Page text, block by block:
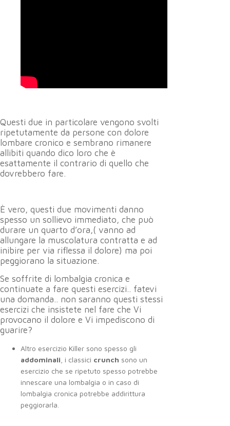
Questi due in particolare vengono svolti
ripetutamente da persone con dolore
lombare cronico e sembrano rimanere
allibiti quando dico loro che è
esattamente il contrario di quello che
dovrebbero fare.
È vero, questi due movimenti danno
spesso un sollievo immediato, che può
durare un quarto d’ora,( vanno ad
allungare la muscolatura contratta e ad
inibire per via riflessa il dolore) ma poi
peggiorano la situazione.
Se soffrite di lombalgia cronica e
continuate a fare questi esercizi.. fatevi
una domanda.. non saranno questi stessi
esercizi che insistete nel fare che Vi
provocano il dolore e Vi impediscono di
guarire?
Altro esercizio Killer sono spesso gli
addominali , i classici crunch sono un
esercizio che se ripetuto spesso potrebbe
innescare una lombalgia o in caso di
lombalgia cronica potrebbe addirittura
peggiorarla.